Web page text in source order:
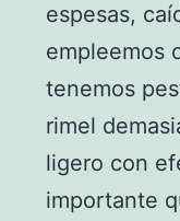
espesas,
empleemos
tenemos
rimel
ligero con
importante